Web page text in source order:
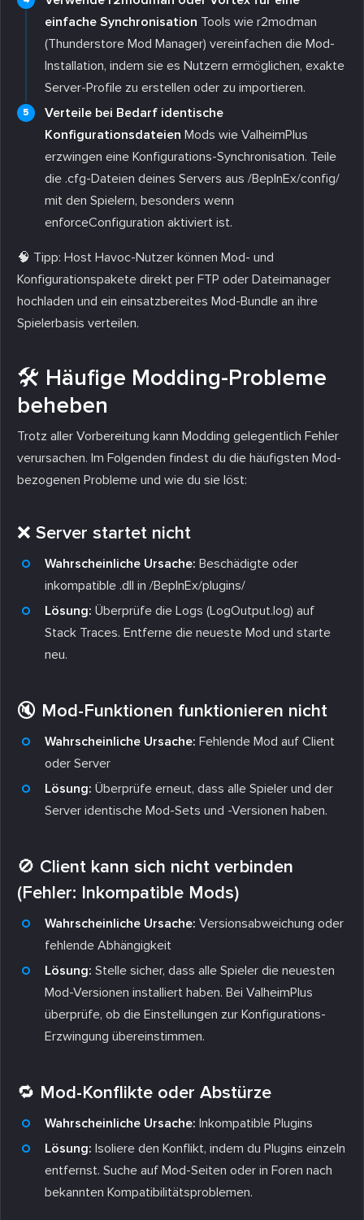
einfache Synchronisation Tools wie r2modman
(Thunderstore Mod Manager) vereinfachen die Mod-
Installation, indem sie es Nutzern ermöglichen, exakte
Server-Profile zu erstellen oder zu importieren.
Verteile bei Bedarf identische
Konfigurationsdateien Mods wie ValheimPlus
erzwingen eine Konfigurations-Synchronisation. Teile
die .cfg-Dateien deines Servers aus /BepInEx/config/
mit den Spielern, besonders wenn
enforceConfiguration aktiviert ist.
🧠 Tipp: Host Havoc-Nutzer können Mod- und
Konfigurationspakete direkt per FTP oder Dateimanager
hochladen und ein einsatzbereites Mod-Bundle an ihre
Spielerbasis verteilen.
🛠 Häufige Modding-Probleme
beheben
Trotz aller Vorbereitung kann Modding gelegentlich Fehler
verursachen. Im Folgenden findest du die häufigsten Mod-
bezogenen Probleme und wie du sie löst:
❌ Server startet nicht
Wahrscheinliche Ursache: Beschädigte oder
inkompatible .dll in /BepInEx/plugins/
Lösung: Überprüfe die Logs (LogOutput.log) auf
Stack Traces. Entferne die neueste Mod und starte
neu.
🔇 Mod-Funktionen funktionieren nicht
Wahrscheinliche Ursache: Fehlende Mod auf Client
oder Server
Lösung: Überprüfe erneut, dass alle Spieler und der
Server identische Mod-Sets und -Versionen haben.
🚫 Client kann sich nicht verbinden
(Fehler: Inkompatible Mods)
Wahrscheinliche Ursache: Versionsabweichung oder
fehlende Abhängigkeit
Lösung: Stelle sicher, dass alle Spieler die neuesten
Mod-Versionen installiert haben. Bei ValheimPlus
überprüfe, ob die Einstellungen zur Konfigurations-
Erzwingung übereinstimmen.
🔁 Mod-Konflikte oder Abstürze
Wahrscheinliche Ursache: Inkompatible Plugins
Lösung: Isoliere den Konflikt, indem du Plugins einzeln
entfernst. Suche auf Mod-Seiten oder in Foren nach
bekannten Kompatibilitätsproblemen.